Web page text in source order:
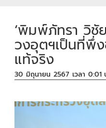
‘พิมพ์ภัทรา วิชั
วงอุตฯเป็นที่พึ่
แท้จริง
30 มิถุนายน 2567 เวลา 0:01